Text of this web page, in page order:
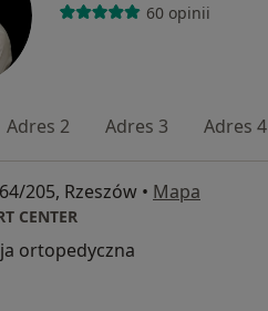
60 opinii
Adres 2 Adres 3 Adres 4
205, Rzeszów • Mapa
CENTER
ortopedyczna